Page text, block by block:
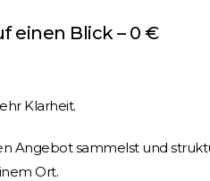
einen Blick – 0 €
Klarheit.
Angebot sammelst und
Ort.